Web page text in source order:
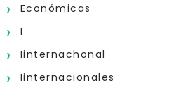
Económicas
I
Iinternachonal
Iinternacionales